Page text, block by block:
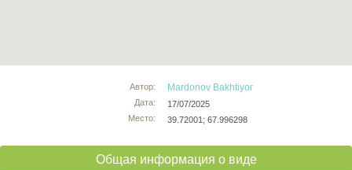
Автор:
Дата:
Место:
Mardonov Bakhtiyor
17/07/2025
39.72001; 67.996298
Общая информация о виде